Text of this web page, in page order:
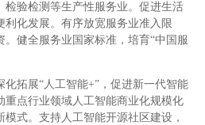
检验检测等生产性服务业。促进生活
化发展。有序放宽服务业准入限
健全服务业国家标准，培育“中国服
拓展“人工智能+”，促进新一代智能
重点行业领域人工智能商业化规模化
式。支持人工智能开源社区建设，